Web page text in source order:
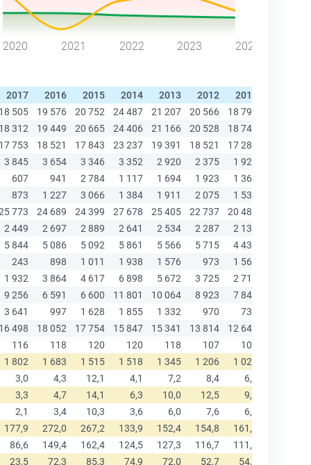
2020 2021 2022 2023 2024
2017 2016 2015 2014 2013 2012 2011